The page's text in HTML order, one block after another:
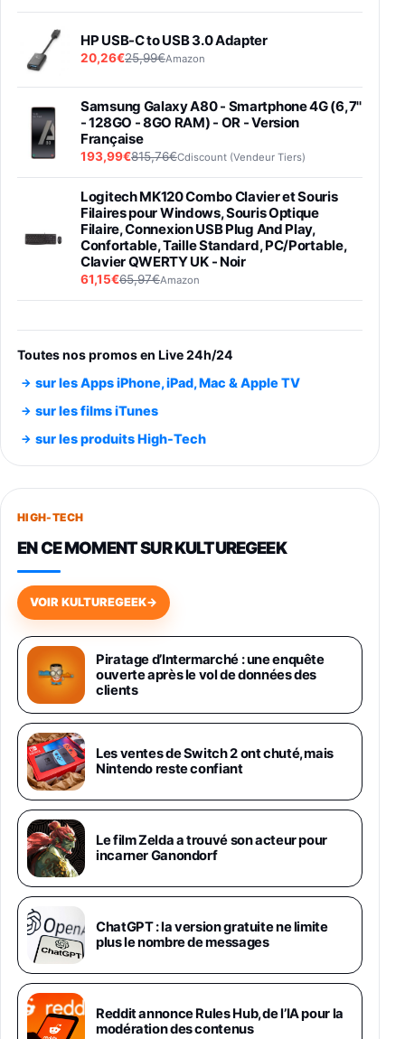
HP USB-C to USB 3.0 Adapter
20,26€25,99€Amazon
Samsung Galaxy A80 - Smartphone 4G (6,7''
- 128GO - 8GO RAM) - OR - Version
Française
193,99€815,76€Cdiscount (Vendeur Tiers)
Logitech MK120 Combo Clavier et Souris
Filaires pour Windows, Souris Optique
Filaire, Connexion USB Plug And Play,
Confortable, Taille Standard, PC/Portable,
Clavier QWERTY UK - Noir
61,15€65,97€Amazon
entraénement direct 3 vitesses (33-45-78
trs/min) avec pre-ampli intégré et port USB
Smartphone SAMSUNG Galaxy S26 Ultra
891,99€1199€Fnac (Vendeur Tiers)
Smartphone SAMSUNG Galaxy S26+ Violet
749,99€
648,63€834,71€
Samsung Galaxy Miracle Ultra, Smartphone
Android 5G avec Galaxy AI, 512 Go,
Chargeur Secteur Rapide 25W Inclus,
Smartphone déverrouillé, Noir, Version FR
1019€
Galaxy S26 Ultra 512 Go Bleu
1019€1399€ Fnac (Vendeur Tiers)
Galaxy S26 Ultra 256 Go Violet
892€1199€Fnac (Vendeur Tiers)
Philips SHK2000BL - Casque Enfant - Bleu &
Répartiteur Audio 5 Casques, Blanc
24,94€29,96€Fnac (Vendeur Tiers)
Asus RT-AC59U Routeur sans Fil Double
Bande Gigabit (Serveur et Client VPN, Triple
Vlan, Mode Point d'accès et Bridge, contrôle
Parental, Qos)
39,72€50,42€Amazon
Toutes nos promos en Live 24h/24
sur les Apps iPhone, iPad, Mac & Apple TV
sur les films iTunes
sur les produits High-Tech
HIGH-TECH
EN CE MOMENT SUR KULTUREGEEK
VOIR KULTUREGEEK→
Piratage d’Intermarché : une enquête
ouverte après le vol de données des
clients
Les ventes de Switch 2 ont chuté, mais
Nintendo reste confiant
Le film Zelda a trouvé son acteur pour
incarner Ganondorf
ChatGPT : la version gratuite ne limite
plus le nombre de messages
Reddit annonce Rules Hub, de l’IA pour la
modération des contenus